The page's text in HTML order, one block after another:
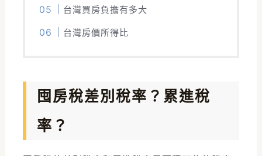
台灣買房負擔有多大
台灣房價所得比
囤房稅差別稅率？累進稅
率？